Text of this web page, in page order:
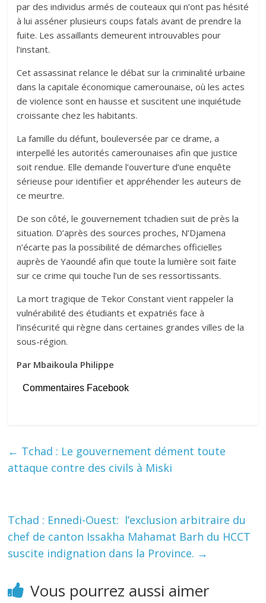
par des individus armés de couteaux qui n’ont pas hésité
à lui asséner plusieurs coups fatals avant de prendre la
fuite. Les assaillants demeurent introuvables pour
l’instant.
Cet assassinat relance le débat sur la criminalité urbaine
dans la capitale économique camerounaise, où les actes
de violence sont en hausse et suscitent une inquiétude
croissante chez les habitants.
La famille du défunt, bouleversée par ce drame, a
interpellé les autorités camerounaises afin que justice
soit rendue. Elle demande l’ouverture d’une enquête
sérieuse pour identifier et appréhender les auteurs de
ce meurtre.
De son côté, le gouvernement tchadien suit de près la
situation. D’après des sources proches, N’Djamena
n’écarte pas la possibilité de démarches officielles
auprès de Yaoundé afin que toute la lumière soit faite
sur ce crime qui touche l’un de ses ressortissants.
La mort tragique de Tekor Constant vient rappeler la
vulnérabilité des étudiants et expatriés face à
l’insécurité qui règne dans certaines grandes villes de la
sous-région.
Par Mbaikoula Philippe
Commentaires Facebook
← Tchad : Le gouvernement dément toute
attaque contre des civils à Miski
Tchad : Ennedi-Ouest: l’exclusion arbitraire du
chef de canton Issakha Mahamat Barh du HCCT
suscite indignation dans la Province. →
Vous pourrez aussi aimer